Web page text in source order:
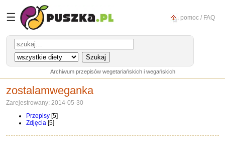
☰ pomoc / FAQ
Archiwum przepisów wegetariańskich i wegańskich
zostalamweganka
Zarejestrowany: 2014-05-30
Przepisy [5]
Zdjęcia [5]